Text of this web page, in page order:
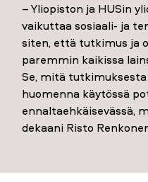
– Yliopiston ja HUSin
vaikuttaa sosiaali- ja
siten, että tutkimus ja
paremmin kaikissa
Se, mitä tutkimuksesta
huomenna käytössä
ennaltaehkäisevässä,
dekaani Risto